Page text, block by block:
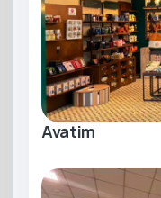
09h às 22h
Avatim